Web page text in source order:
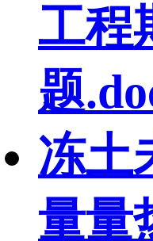
工程
题
冻土
量量